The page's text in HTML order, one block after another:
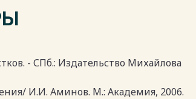
- СПб.: Издательство Михайлова
И.И. Аминов. М.: Академия, 2006.